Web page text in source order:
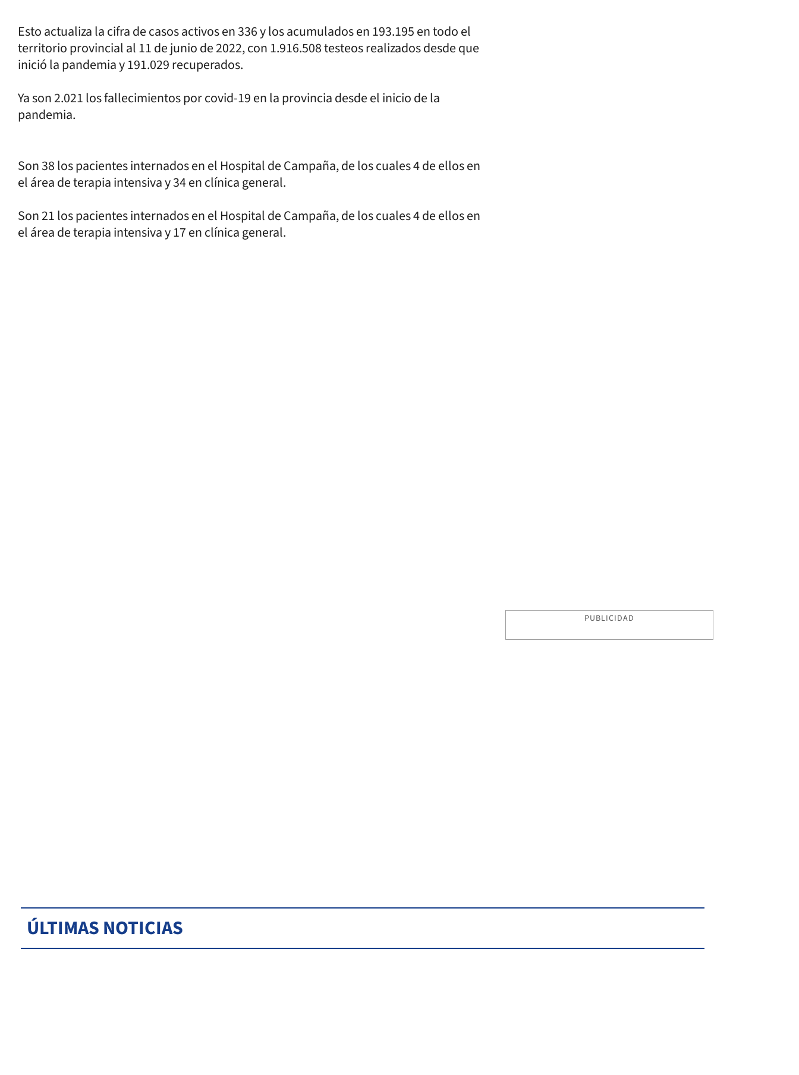
Esto actualiza la cifra de casos activos en 336 y los acumulados en 193.195 en todo el
territorio provincial al 11 de junio de 2022, con 1.916.508 testeos realizados desde que
inició la pandemia y 191.029 recuperados.
Ya son 2.021 los fallecimientos por covid-19 en la provincia desde el inicio de la
pandemia.
Son 38 los pacientes internados en el Hospital de Campaña, de los cuales 4 de ellos en
el área de terapia intensiva y 34 en clínica general.
Son 21 los pacientes internados en el Hospital de Campaña, de los cuales 4 de ellos en
el área de terapia intensiva y 17 en clínica general.
PUBLICIDAD
ÚLTIMAS NOTICIAS